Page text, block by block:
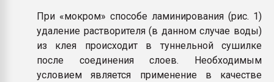
При «мокром» способе ламинирования (рис. 1)
удаление растворителя (в данном случае воды)
из клея происходит в туннельной сушилке
после соединения слоев. Необходимым
условием является применение в качестве